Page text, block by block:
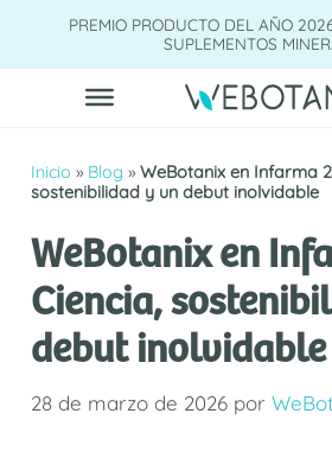
PREMIO PRODUCTO DEL AÑO
SUPLEMENTOS
Inicio » Blog » WeBotanix en Infarma
sostenibilidad y un debut inolvidable
WeBotanix en
Ciencia,
debut inolvidable
28 de marzo de 2026 por